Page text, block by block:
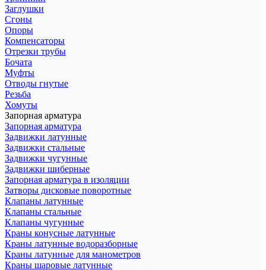
Заглушки
Сгоны
Опоры
Компенсаторы
Отрезки трубы
Бочата
Муфты
Отводы гнутые
Резьба
Хомуты
Запорная арматура
Запорная арматура
Задвижки латунные
Задвижки стальные
Задвижки чугунные
Задвижки шиберные
Запорная арматура в изоляции
Затворы дисковые поворотные
Клапаны латунные
Клапаны стальные
Клапаны чугунные
Краны конусные латунные
Краны латунные водоразборные
Краны латунные для манометров
Краны шаровые латунные